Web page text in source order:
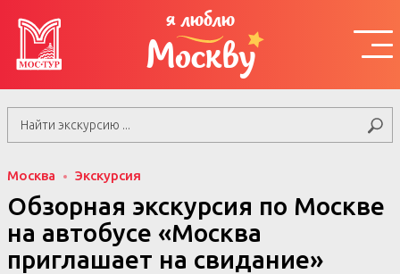
я люблю
Москву
Москва Экскурсия
Обзорная экскурсия по Москве
на автобусе «Москва
приглашает на свидание»